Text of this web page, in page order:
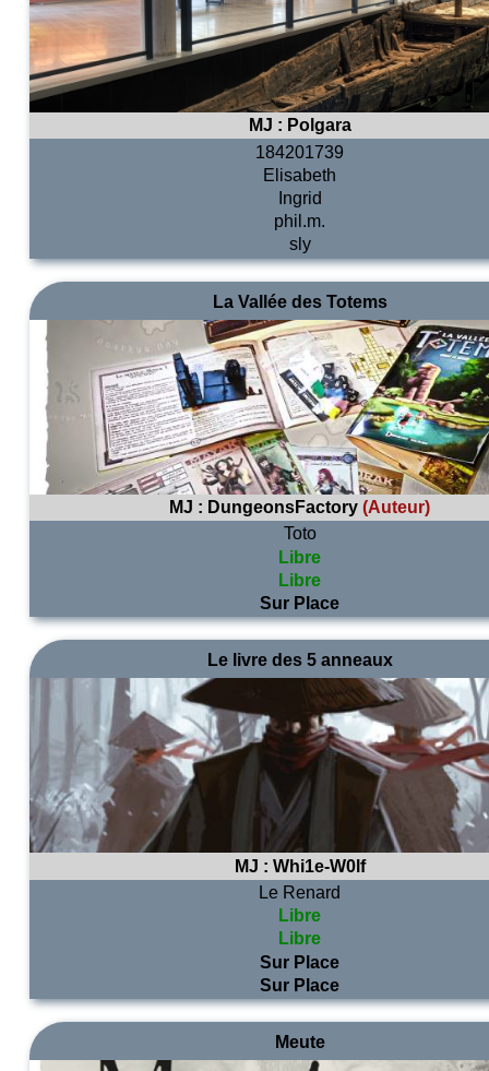
MJ : Polgara
184201739
Elisabeth
Ingrid
phil.m.
sly
La Vallée des Totems
MJ : DungeonsFactory (Auteur)
Toto
Libre
Libre
Sur Place
Le livre des 5 anneaux
MJ : Whi1e-W0lf
Le Renard
Libre
Libre
Sur Place
Sur Place
Meute